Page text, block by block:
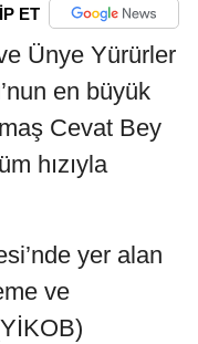
ET
Ünye Yürürler
en büyük
Cevat Bey
hızıyla
yer alan
ve